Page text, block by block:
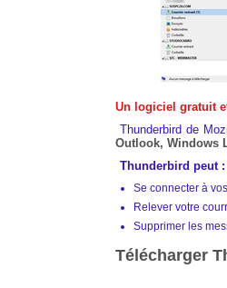
Un logiciel gratuit
Thunderbird de
Outlook, Windows
Thunderbird peut :
Se connecter à
Relever votre
Supprimer les
Télécharger